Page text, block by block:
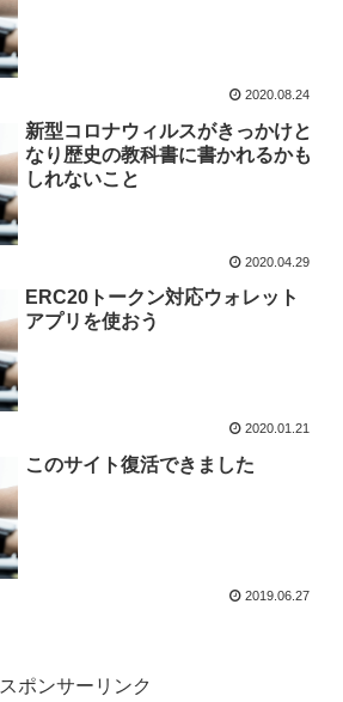
2020.08.24
新型コロナウィルスがきっかけと
なり歴史の教科書に書かれるかも
しれないこと
2020.04.29
ERC20トークン対応ウォレット
アプリを使おう
2020.01.21
このサイト復活できました
2019.06.27
スポンサーリンク